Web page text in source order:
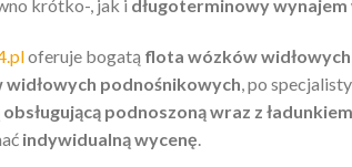
krótko-, jak i długoterminowy
oferuje bogatą flota wózków widłowych
widłowych podnośnikowych, po
podnoszoną wraz z ładunkiem
indywidualną wycenę.